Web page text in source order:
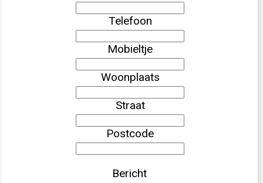
Telefoon
Mobieltje
Woonplaats
Straat
Postcode
Bericht